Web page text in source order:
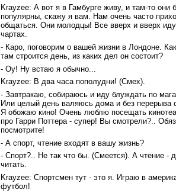
Krayzee: А вот я в Гамбурге живу, и там-то они
популярны, скажу я вам. Нам очень часто
общаться. Они молодцы! Все вверх и вверх
чартах.
- Каро, поговорим о вашей жизни в Лондоне.
там строится день, из каких дел он состоит?
- Оу! Ну встаю я обычно...
Krayzee: В два часа пополудни! (Смех).
- Завтракаю, собираюсь и иду блуждать по
Или целый день валяюсь дома и без перерыва
Я обожаю кино! Очень люблю посещать
про Гарри Поттера - супер! Вы смотрели?..
посмотрите!
- А спорт, чтение входят в вашу жизнь?
- Спорт?.. Не так что бы. (Смеется). А чтение -
читать.
Krayzee: Спортсмен тут - это я. Играю в
футбол!